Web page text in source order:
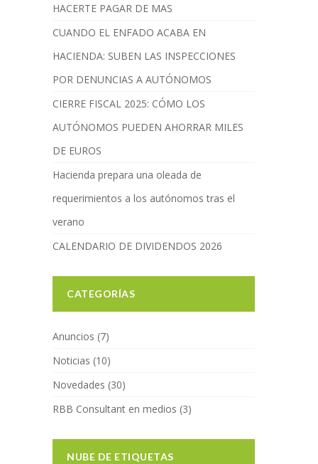
HACERTE PAGAR DE MAS
CUANDO EL ENFADO ACABA EN
HACIENDA: SUBEN LAS INSPECCIONES
POR DENUNCIAS A AUTÓNOMOS
CIERRE FISCAL 2025: CÓMO LOS
AUTÓNOMOS PUEDEN AHORRAR MILES
DE EUROS
Hacienda prepara una oleada de
requerimientos a los autónomos tras el
verano
CALENDARIO DE DIVIDENDOS 2026
CATEGORÍAS
Anuncios (7)
Noticias (10)
Novedades (30)
RBB Consultant en medios (3)
NUBE DE ETIQUETAS